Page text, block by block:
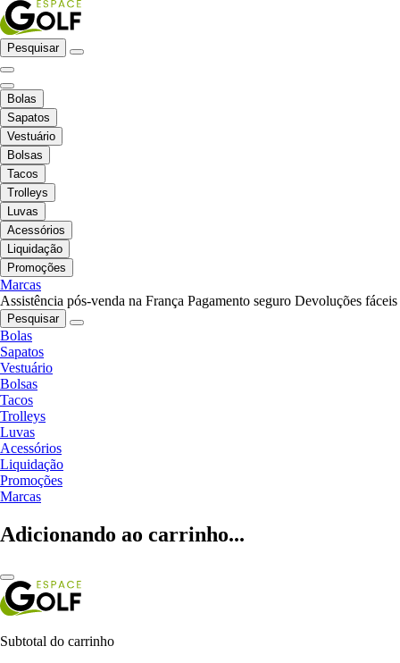
Pesquisar
Bolas
Sapatos
Vestuário
Bolsas
Tacos
Trolleys
Luvas
Acessórios
Liquidação
Promoções
Marcas
Assistência pós-venda na França Pagamento seguro Devoluções fáceis
Pesquisar
Bolas
Sapatos
Vestuário
Bolsas
Tacos
Trolleys
Luvas
Acessórios
Liquidação
Promoções
Marcas
Adicionando ao carrinho...
Subtotal do carrinho